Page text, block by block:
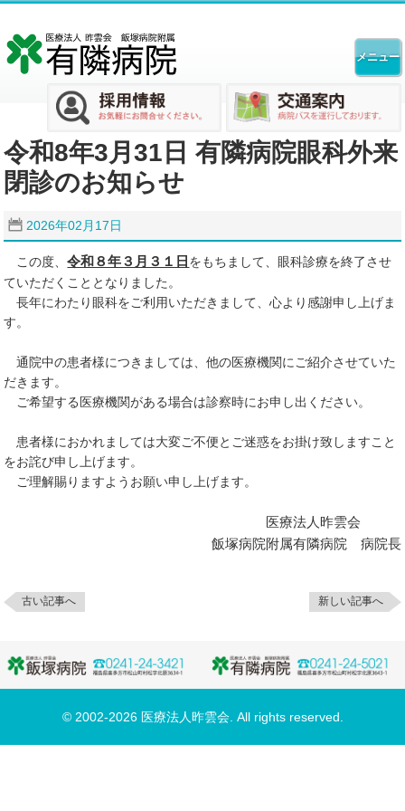
令和8年3月31日 有隣病院眼科外来
閉診のお知らせ
2026年02月17日
この度、令和８年３月３１日 をもちまして、眼科診療を終了させ
ていただくこととなりました。
長年にわたり眼科をご利用いただきまして、心より感謝申し上げま
す。
通院中の患者様につきましては、他の医療機関にご紹介させていた
だきます。
ご希望する医療機関がある場合は診察時にお申し出ください。
患者様におかれましては大変ご不便とご迷惑をお掛け致しますこと
をお詫び申し上げます。
ご理解賜りますようお願い申し上げます。
医療法人昨雲会
飯塚病院附属有隣病院 病院長
古い記事へ 新しい記事へ
© 2002-2026 医療法人昨雲会. All rights reserved.